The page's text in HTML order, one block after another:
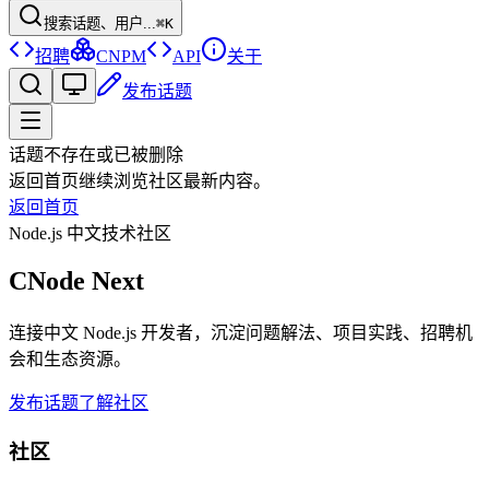
搜索话题、用户...⌘K
招聘 CNPM API
关于
发布话题
话题不存在或已被删除
返回首页继续浏览社区最新内容。
返回首页
Node.js 中文技术社区
CNode Next
连接中文 Node.js 开发者，沉淀问题解法、项目实践、招聘机
会和生态资源。
发布话题了解社区
社区